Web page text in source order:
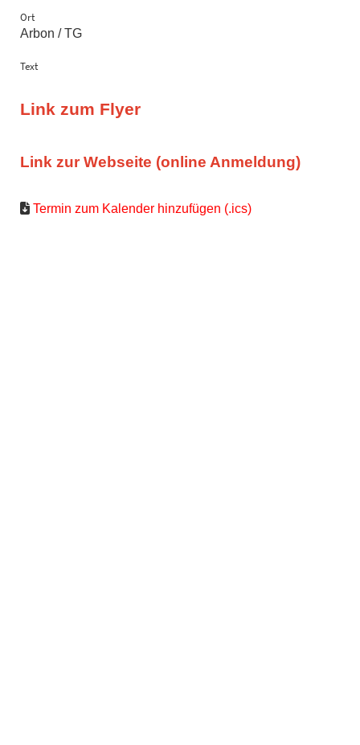
Ort
Arbon / TG
Text
Link zum Flyer
Link zur Webseite (online Anmeldung)
Termin zum Kalender hinzufügen (.ics)